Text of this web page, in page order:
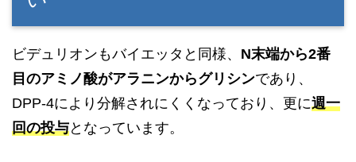
ビデュリオンもバイエッタと同様、 N末端から2番
目のアミノ酸がアラニンからグリシンであり、
DPP-4により分解されにくくなっており、更に週一
回の投与となっています。